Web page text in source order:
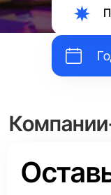
Каждый год